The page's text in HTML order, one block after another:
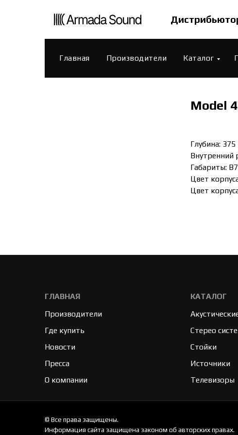
Главная Производители Каталог
Model
Глубина:
Внутренний
Габариты:
Цвет
Цвет
ГЛАВНАЯ
Производители
Где купить
Новости
Пресса
О компании
КАТАЛОГ
Стерео
Стойки
Источники
Телевизоры
© Все права защищены.
Информация сайта защищена законом об авторских правах.